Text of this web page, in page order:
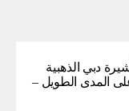
دبي الذهبية
على المدى الطويل –